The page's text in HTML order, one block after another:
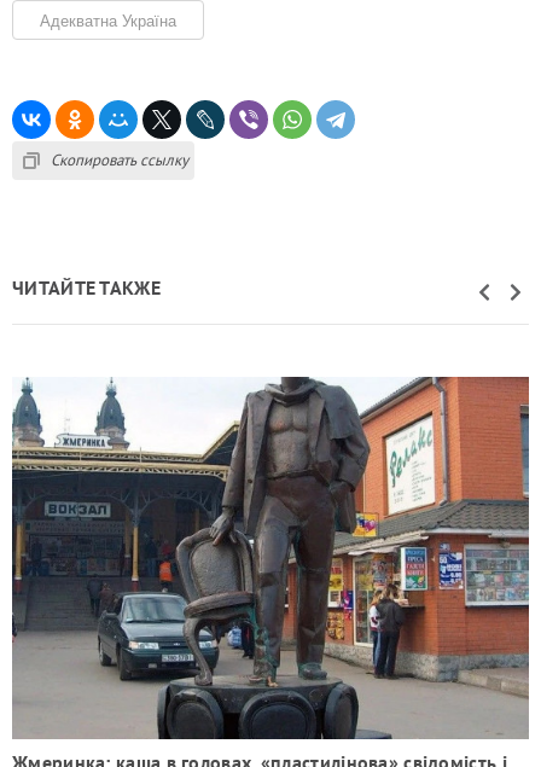
Адекватна Україна
Скопировать ссылку
ЧИТАЙТЕ ТАКЖЕ